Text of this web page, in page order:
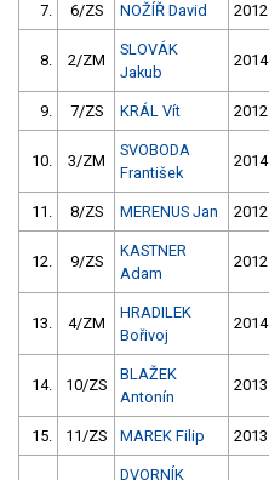
7. 6/ZS NOŽÍŘ David 2012
8. 2/ZM
SLOVÁK
Jakub
2014
9. 7/ZS KRÁL Vít 2012
10. 3/ZM
SVOBODA
František
2014
11. 8/ZS MERENUS Jan 2012
12. 9/ZS
KASTNER
Adam
2012
13. 4/ZM
HRADILEK
Bořivoj
2014
14. 10/ZS
BLAŽEK
Antonín
2013
15. 11/ZS MAREK Filip 2013
DVORNÍK